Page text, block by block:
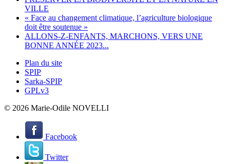
VILLE
« Face au changement climatique, l’agriculture biologique
doit être soutenue »
ALLONS-Z-ENFANTS, MARCHONS, VERS UNE
BONNE ANNÉE 2023...
Plan du site
SPIP
Sarka-SPIP
GPLv3
© 2026 Marie-Odile NOVELLI
Facebook
Twitter